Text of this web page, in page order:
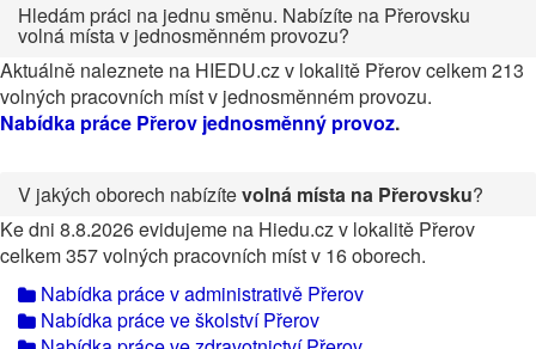
Hledám práci na jednu směnu. Nabízíte na Přerovsku
volná místa v jednosměnném provozu?
Aktuálně naleznete na HIEDU.cz v lokalitě Přerov celkem 213
volných pracovních míst v jednosměnném provozu.
Nabídka práce Přerov jednosměnný provoz.
V jakých oborech nabízítevolná místa na Přerovsku?
Ke dni 8.8.2026 evidujeme na Hiedu.cz v lokalitě Přerov
celkem 357 volných pracovních míst v 16 oborech.
Nabídka práce v administrativě Přerov
Nabídka práce ve školství Přerov